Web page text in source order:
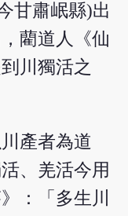
甘肅岷縣)出
藺道人《仙
川獨活之
產者為道
、羌活今用
：「多生川